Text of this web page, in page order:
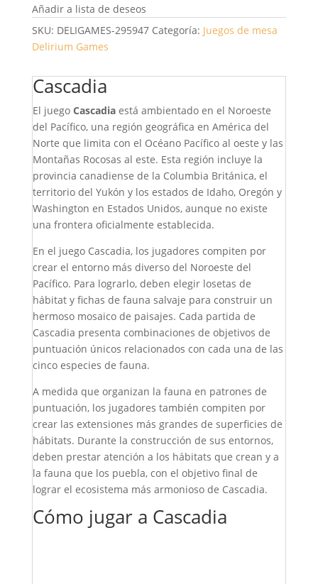
Añadir a lista de deseos
SKU: DELIGAMES-295947 Categoría: Juegos de mesa
Delirium Games
Cascadia
El juego Cascadiaestá ambientado en el Noroeste
del Pacífico, una región geográfica en América del
Norte que limita con el Océano Pacífico al oeste y las
Montañas Rocosas al este. Esta región incluye la
provincia canadiense de la Columbia Británica, el
territorio del Yukón y los estados de Idaho, Oregón y
Washington en Estados Unidos, aunque no existe
una frontera oficialmente establecida.
En el juego Cascadia, los jugadores compiten por
crear el entorno más diverso del Noroeste del
Pacífico. Para lograrlo, deben elegir losetas de
hábitat y fichas de fauna salvaje para construir un
hermoso mosaico de paisajes. Cada partida de
Cascadia presenta combinaciones de objetivos de
puntuación únicos relacionados con cada una de las
cinco especies de fauna.
A medida que organizan la fauna en patrones de
puntuación, los jugadores también compiten por
crear las extensiones más grandes de superficies de
hábitats. Durante la construcción de sus entornos,
deben prestar atención a los hábitats que crean y a
la fauna que los puebla, con el objetivo final de
lograr el ecosistema más armonioso de Cascadia.
Cómo jugar a Cascadia